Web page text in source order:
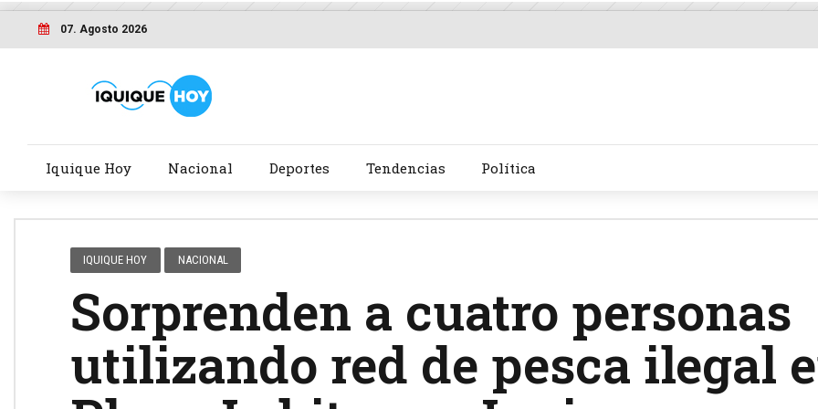
07. Agosto 2026
Iquique Hoy Nacional Deportes Tendencias Política
IQUIQUE HOY NACIONAL
Sorprenden a cuatro personas
utilizando red de pesca ilegal